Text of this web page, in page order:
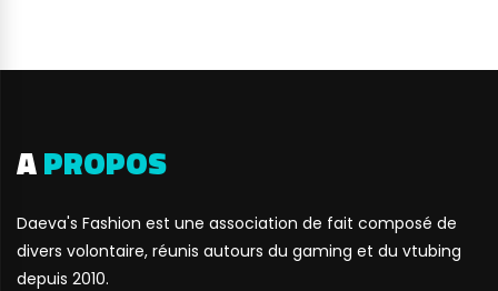
APROPOS
Daeva's Fashion est une association de fait composé de
divers volontaire, réunis autours du gaming et du vtubing
depuis 2010.